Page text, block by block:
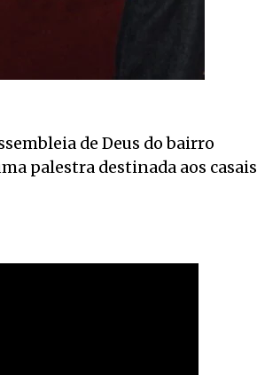
de Deus do bairro
palestra destinada aos casais